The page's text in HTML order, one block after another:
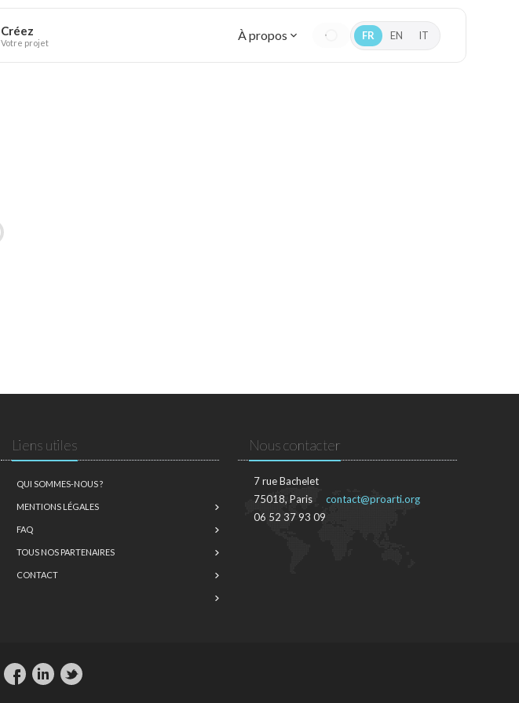
Créez
Votre projet À propos FR EN IT
Liens utiles
QUI SOMMES-NOUS ?
MENTIONS LÉGALES
FAQ
TOUS NOS PARTENAIRES
CONTACT
Nous contacter
7 rue Bachelet
75018, Paris
06 52 37 93 09
contact@proarti.org